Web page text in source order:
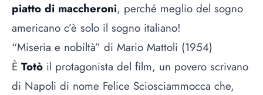
piatto di maccheroni, perché meglio del sogno
americano c’è solo il sogno italiano!
“Miseria e nobiltà” di Mario Mattoli (1954)
È Totò il protagonista del film, un povero scrivano
di Napoli di nome Felice Sciosciammocca che,